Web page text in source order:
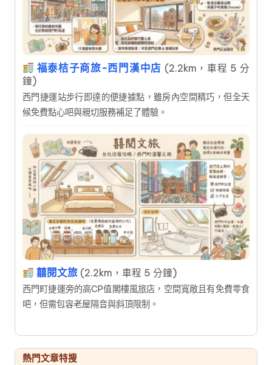
福泰桔子商旅-西門漢中店 (2.2km，車程 5 分
鐘)
西門捷運站步行即達的便捷據點，雖房內空間精巧，但全天
候免費點心吧與親切服務補足了體驗。
囍閱文旅 (2.2km，車程 5 分鐘)
西門町捷運旁的高CP值閣樓風旅店，空間寬敞且有免費零食
吧，但需包容老屋隔音與斜頂限制。
熱門文章特搜